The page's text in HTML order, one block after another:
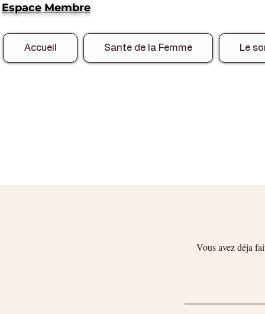
Espace Membre
Accueil Sante de la Femme Le
Vous avez déja